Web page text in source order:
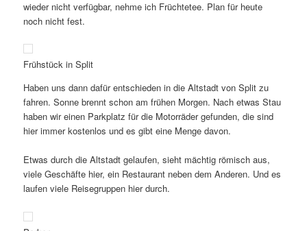
wieder nicht verfügbar, nehme ich Früchtetee. Plan für heute
noch nicht fest.
Frühstück in Split
Haben uns dann dafür entschieden in die Altstadt von Split zu
fahren. Sonne brennt schon am frühen Morgen. Nach etwas Stau
haben wir einen Parkplatz für die Motorräder gefunden, die sind
hier immer kostenlos und es gibt eine Menge davon.
Etwas durch die Altstadt gelaufen, sieht mächtig römisch aus,
viele Geschäfte hier, ein Restaurant neben dem Anderen. Und es
laufen viele Reisegruppen hier durch.